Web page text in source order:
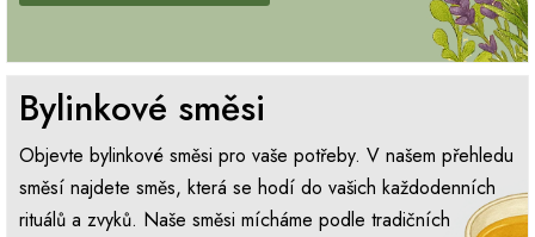
Bylinkové směsi
Objevte bylinkové směsi pro vaše potřeby. V našem přehledu
směsí najdete směs, která se hodí do vašich každodenních
rituálů a zvyků. Naše směsi mícháme podle tradičních